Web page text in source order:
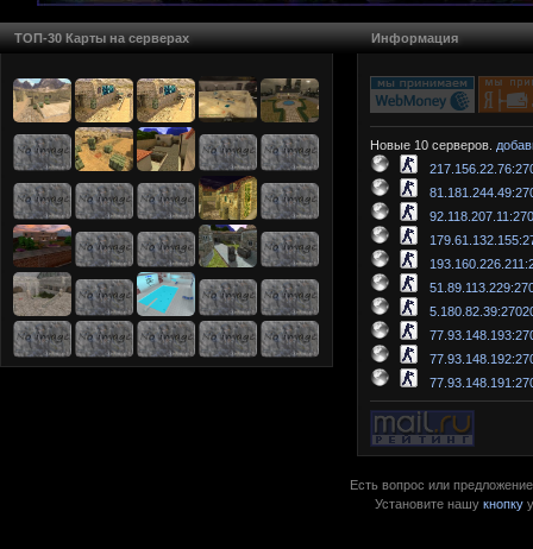
ТОП-30 Карты на серверах Информация
Новые 10 серверов.
Есть вопрос или
Установите нашукнопку